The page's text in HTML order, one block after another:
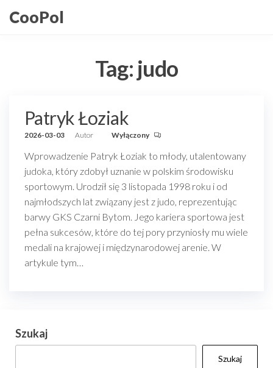
doCooPol
Tag: judo
Patryk Łoziak
2026-03-03 Autor Wyłączony
Wprowadzenie Patryk Łoziak to młody, utalentowany
judoka, który zdobył uznanie w polskim środowisku
sportowym. Urodził się 3 listopada 1998 roku i od
najmłodszych lat związany jest z judo, reprezentując
barwy GKS Czarni Bytom. Jego kariera sportowa jest
pełna sukcesów, które do tej pory przyniosły mu wiele
medali na krajowej i międzynarodowej arenie. W
artykule tym…
Szukaj
Szukaj